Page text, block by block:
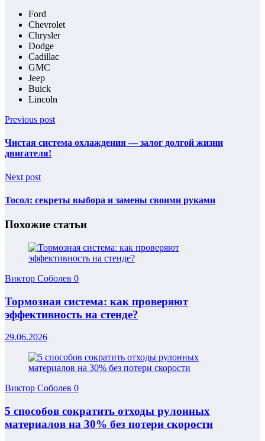
Ford
Chevrolet
Chrysler
Dodge
Cadillac
GMC
Jeep
Buick
Lincoln
Previous post
Чистая система охлаждения — залог долгой жизни
двигателя!
Next post
Тосол: секреты выбора и замены своими руками
Похожие статьи
Виктор Соболев 0
Тормозная система: как проверяют
эффективность на стенде?
29.06.2026
Виктор Соболев 0
5 способов сократить отходы рулонных
материалов на 30% без потери скорости